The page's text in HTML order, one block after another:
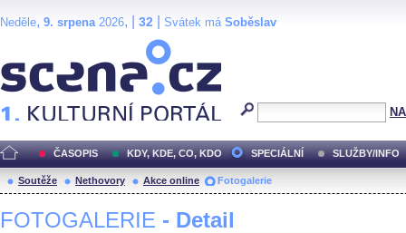
Neděle, 9. srpena2026, | 32 Svátek má Soběslav
ČASOPIS KDY, KDE, CO, KDO SPECIÁLNÍ SLUŽBY/INFO
Soutěže Nethovory Akce online Fotogalerie
FOTOGALERIE - Detail